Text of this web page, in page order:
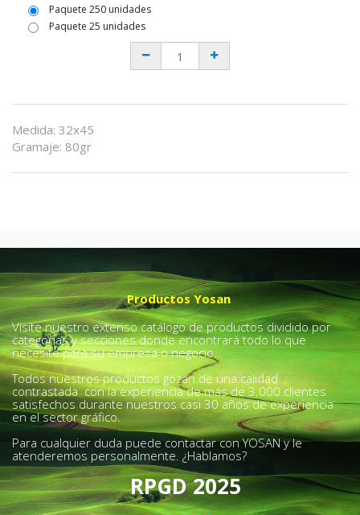
Paquete 250 unidades
Paquete 25 unidades
Medida: 32x45
Gramaje: 80gr
Productos Yosan
Visite nuestro extenso catálogo de productos dividido por
categorías y secciones donde encontrará todo lo que
necesite para su empresa o negocio.
Todos nuestros productos gozan de una calidad
contrastada con la experiencia de más de 3.000 clientes
satisfechos durante nuestros casi 30 años de experiencia
en el sector gráfico.
Para cualquier duda puede contactar con YOSAN y le
atenderemos personalmente. ¿Hablamos?
RPGD 2025